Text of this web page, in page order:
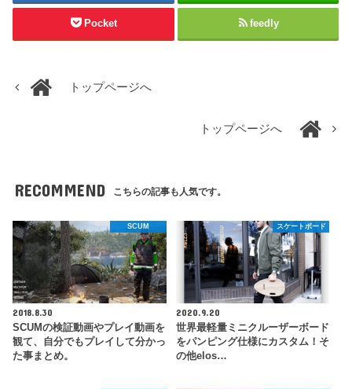
Pocket feedly
トップページへ
トップページへ
RECOMMEND こちらの記事も人気です。
SCUM
2018.8.30
SCUMの検証動画やプレイ動画を
観て、自分でもプレイして分かっ
た事まとめ。
スケートボード
2020.9.20
世界最軽量ミニクルーザーボード
をパンピング仕様にカスタム！そ
の他elos…